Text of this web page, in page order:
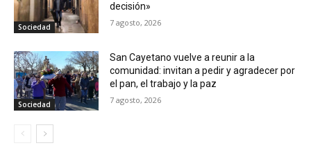
Sociedad
decisión»
7 agosto, 2026
Sociedad
San Cayetano vuelve a reunir a la
comunidad: invitan a pedir y agradecer por
el pan, el trabajo y la paz
7 agosto, 2026